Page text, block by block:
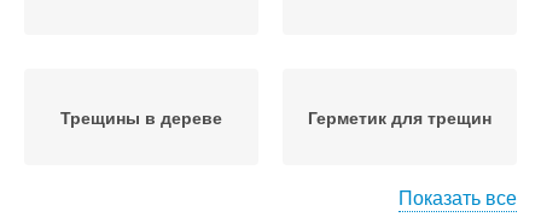
Трещины в дереве Герметик для трещин
Показать все